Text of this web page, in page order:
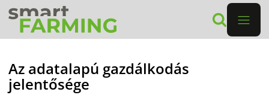
Az adatalapú gazdálkodás
jelentősége